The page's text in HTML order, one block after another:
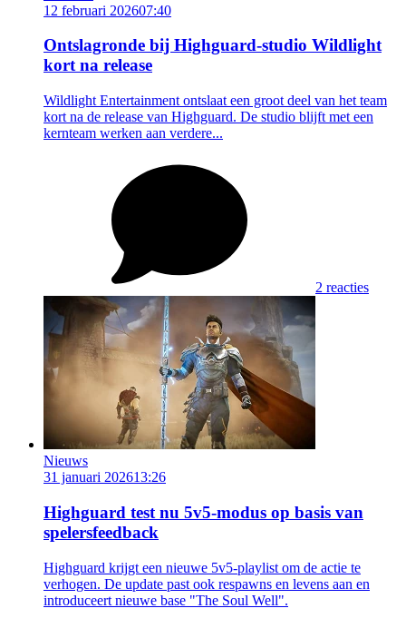
12 februari 202607:40
Ontslagronde bij Highguard-studio Wildlight
kort na release
Wildlight Entertainment ontslaat een groot deel van het team
kort na de release van Highguard. De studio blijft met een
kernteam werken aan verdere...
2 reacties
Nieuws
31 januari 202613:26
Highguard test nu 5v5-modus op basis van
spelersfeedback
Highguard krijgt een nieuwe 5v5-playlist om de actie te
verhogen. De update past ook respawns en levens aan en
introduceert nieuwe base "The Soul Well".